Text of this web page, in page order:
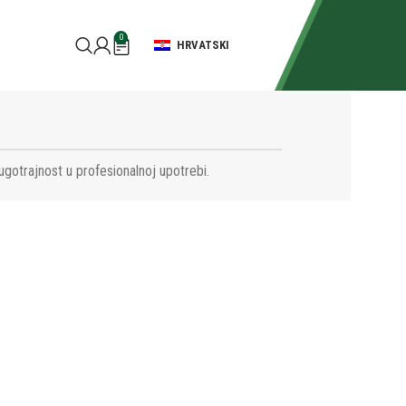
0
HRVATSKI
u profesionalnoj upotrebi.